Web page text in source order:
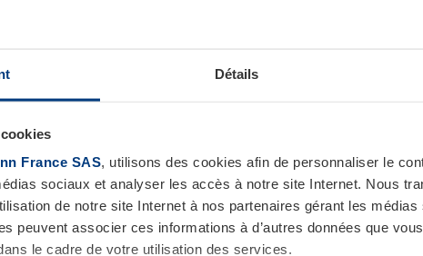
Détails
France SAS, utilisons des cookies afin de personnaliser le
sociaux et analyser les accès à notre site Internet. Nous
de notre site Internet à nos partenaires gérant les
peuvent associer ces informations à d’autres données que
le cadre de votre utilisation des services.